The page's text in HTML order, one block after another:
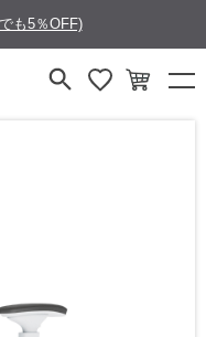
も5％OFF)